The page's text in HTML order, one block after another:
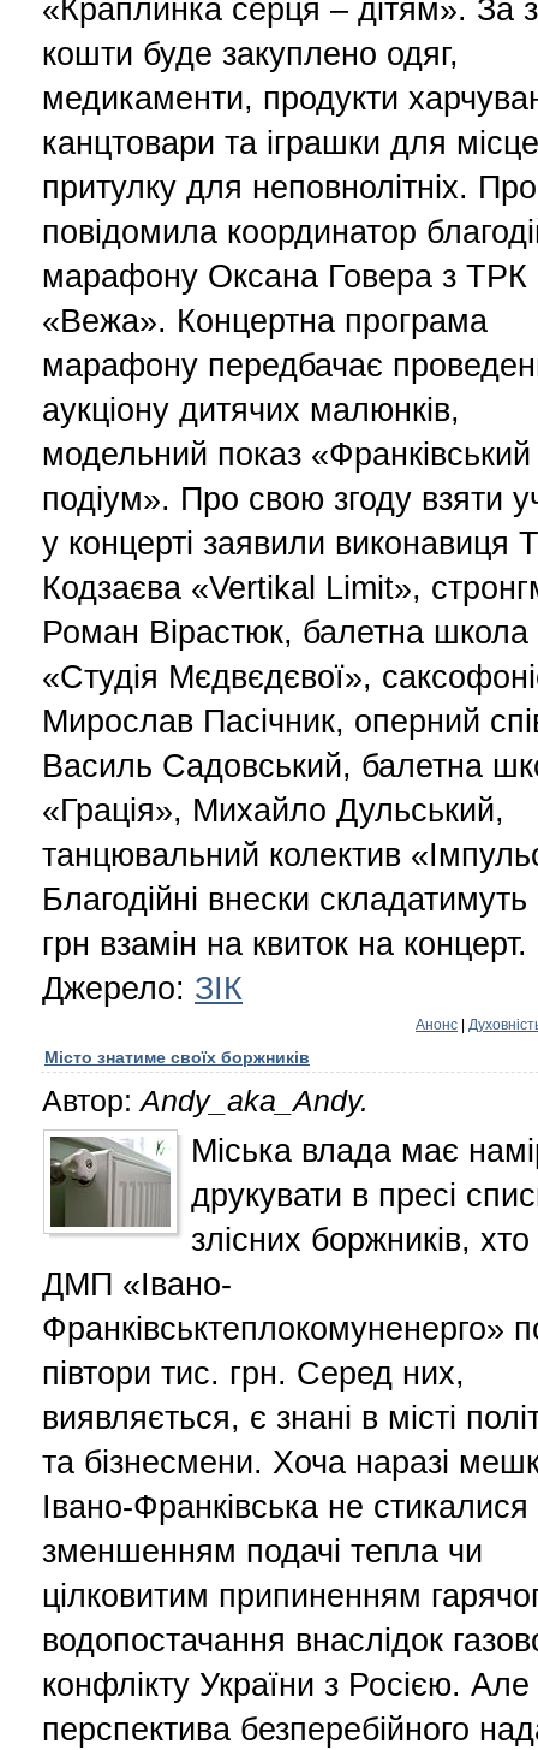
«Краплинка серця – дітям». За
кошти буде закуплено одяг,
медикаменти, продукти
канцтовари та іграшки для
притулку для неповнолітніх.
повідомила координатор
марафону Оксана Говера з ТРК
«Вежа». Концертна програма
марафону передбачає
аукціону дитячих малюнків,
модельний показ «Франківський
подіум». Про свою згоду взяти
у концерті заявили виконавиця
Кодзаєва «Vertikal Limit»,
Роман Вірастюк, балетна школа
«Студія Мєдвєдєвої»,
Мирослав Пасічник, оперний
Василь Садовський, балетна
«Грація», Михайло Дульський,
танцювальний колектив
Благодійні внески складатимуть
грн взамін на квиток на концерт.
Джерело: ЗІК
Анонс
Місто знатиме своїх боржників
Автор:Andy_aka_Andy.
Міська влада має
друкувати в пресі
злісних боржників,
ДМП «Івано-
Франківськтеплокомуненерго»
півтори тис. грн. Серед них,
виявляється, є знані в місті
та бізнесмени. Хоча наразі
Івано-Франківська не стикалися
зменшенням подачі тепла чи
цілковитим припиненням
водопостачання внаслідок
конфлікту України з Росією. Але
перспектива безперебійного